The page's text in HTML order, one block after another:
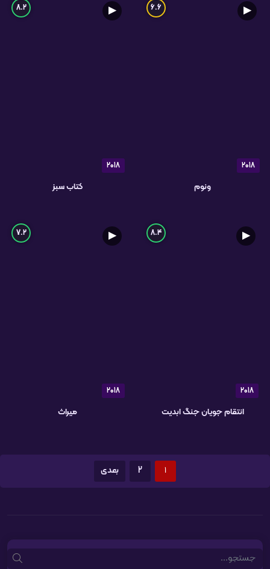
2018
▶
6.6
ونوم
2018
▶
8.2
کتاب سبز
2018
▶
8.4
انتقام جویان جنگ ابدیت
2018
▶
7.2
میراث
1
2 بعدی
Search